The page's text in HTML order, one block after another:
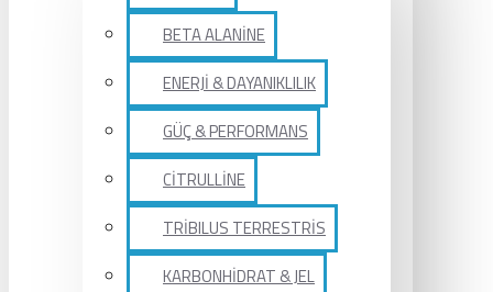
BETA ALANİNE
ENERJİ & DAYANIKLILIK
GÜÇ & PERFORMANS
CİTRULLİNE
TRİBILUS TERRESTRİS
KARBONHİDRAT & JEL